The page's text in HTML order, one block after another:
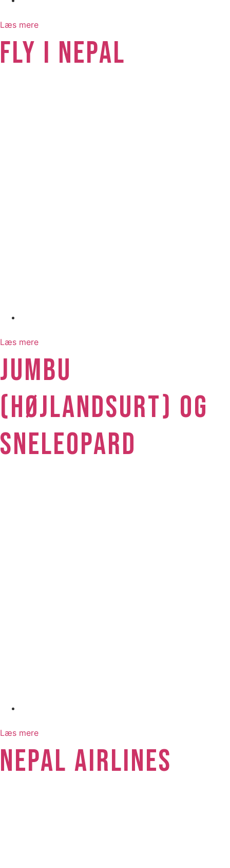
Læs mere
FLY I NEPAL
Læs mere
JUMBU
(HØJLANDSURT) OG
SNELEOPARD
Læs mere
NEPAL AIRLINES